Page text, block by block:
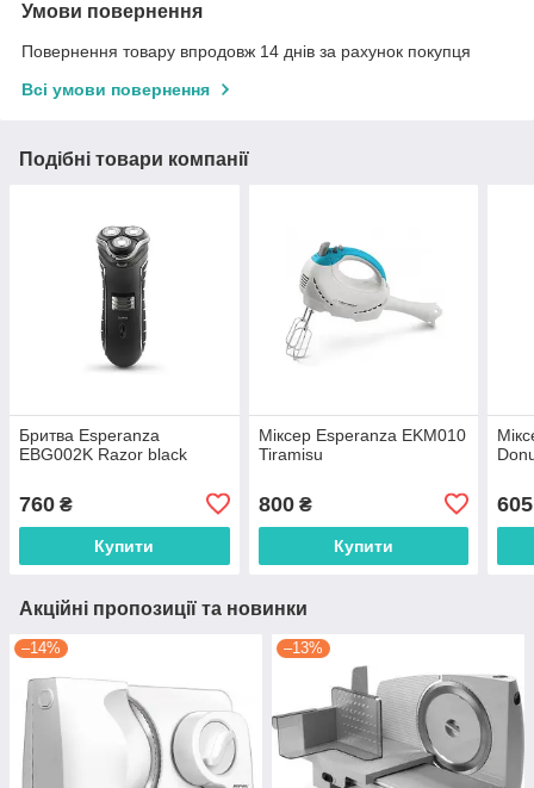
Умови повернення
Повернення товару впродовж 14 днів за рахунок покупця
Всі умови повернення
Подібні товари компанії
Бритва Esperanza
EBG002K Razor black
760 ₴
Купити
Міксер Esperanza EKM010
Tiramisu
800₴
Купити
605
Акційні пропозиції та новинки
–14% –13%